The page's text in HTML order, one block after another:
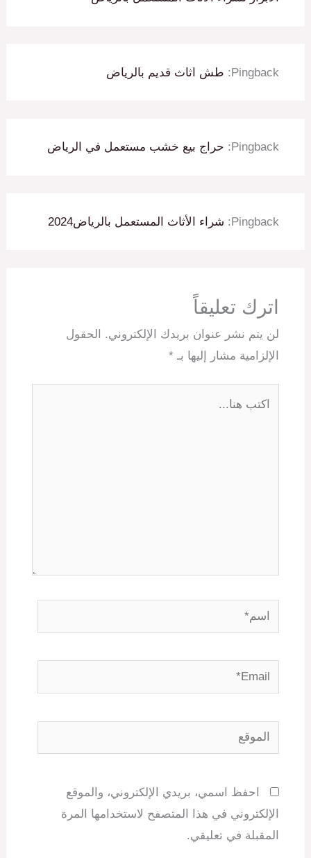
Pingback: طش اثاث قديم بالرياض
Pingback: حراج بيع خشب مستعمل في الرياض
Pingback: شراء الأثاث المستعمل بالرياض2024
اترك تعليقاً
لن يتم نشر عنوان بريدك الإلكتروني.
الحقول
الإلزامية مشار إليها بـ *
اسم*
Email*
الموقع
احفظ اسمي، بريدي الإلكتروني، والموقع
الإلكتروني في هذا المتصفح لاستخدامها المرة
المقبلة في تعليقي.